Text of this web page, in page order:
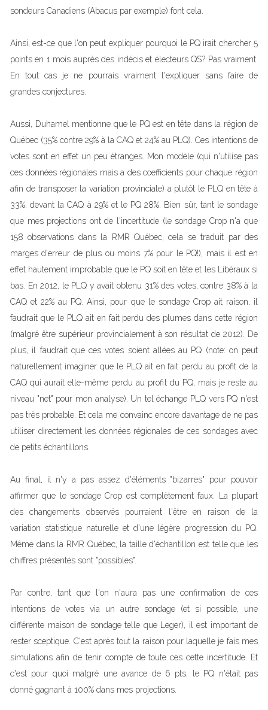
sondeurs Canadiens (Abacus par exemple) font cela.
Ainsi, est-ce que l'on peut expliquer pourquoi le PQ irait chercher 5
points en 1 mois auprès des indécis et électeurs QS? Pas vraiment.
En tout cas je ne pourrais vraiment l'expliquer sans faire de
grandes conjectures.
Aussi, Duhamel mentionne que le PQ est en tête dans la région de
Québec (35% contre 29% à la CAQ et 24% au PLQ). Ces intentions de
votes sont en effet un peu étranges. Mon modèle (qui n'utilise pas
ces données régionales mais a des coefficients pour chaque région
afin de transposer la variation provinciale) a plutôt le PLQ en tête à
33%, devant la CAQ à 29% et le PQ 28%. Bien sûr, tant le sondage
que mes projections ont de l'incertitude (le sondage Crop n'a que
158 observations dans la RMR Québec, cela se traduit par des
marges d'erreur de plus ou moins 7% pour le PQ!), mais il est en
effet hautement improbable que le PQ soit en tête et les Libéraux si
bas. En 2012, le PLQ y avait obtenu 31% des votes, contre 38% à la
CAQ et 22% au PQ. Ainsi, pour que le sondage Crop ait raison, il
faudrait que le PLQ ait en fait perdu des plumes dans cette région
(malgré être supérieur provincialement à son résultat de 2012). De
plus, il faudrait que ces votes soient allées au PQ (note: on peut
naturellement imaginer que le PLQ ait en fait perdu au profit de la
CAQ qui aurait elle-même perdu au profit du PQ, mais je reste au
niveau "net" pour mon analyse). Un tel échange PLQ vers PQ n'est
pas très probable. Et cela me convainc encore davantage de ne pas
utiliser directement les données régionales de ces sondages avec
de petits échantillons.
Au final, il n'y a pas assez d'éléments "bizarres" pour pouvoir
affirmer que le sondage Crop est complètement faux. La plupart
des changements observés pourraient l'être en raison de la
variation statistique naturelle et d'une légère progression du PQ.
Même dans la RMR Québec, la taille d'échantillon est telle que les
chiffres présentés sont "possibles".
Par contre, tant que l'on n'aura pas une confirmation de ces
intentions de votes via un autre sondage (et si possible, une
différente maison de sondage telle que Leger), il est important de
rester sceptique. C'est après tout la raison pour laquelle je fais mes
simulations afin de tenir compte de toute ces cette incertitude. Et
c'est pour quoi malgré une avance de 6 pts, le PQ n'était pas
donné gagnant à 100% dans mes projections.